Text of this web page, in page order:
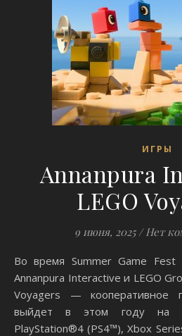
ИГРЫ
Annanpura
LEGO
9 июня, 2025 / Нет
Во время Summer Game Fest компании Light Studio,
Annanpura Interactive и LEGO
Voyagers — кооперативное
выйдет в этом году на
PlayStation®4 (PS4™), Xbox